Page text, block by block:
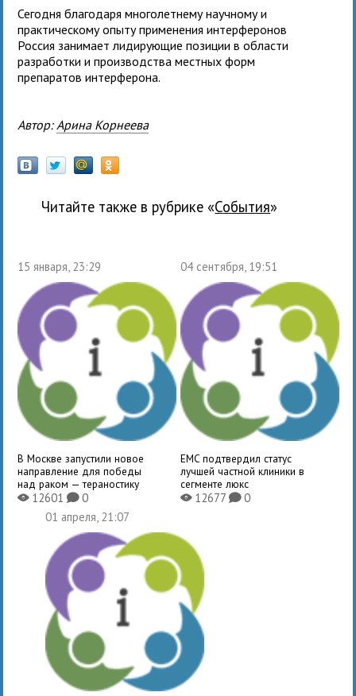
Сегодня благодаря многолетнему научному и
практическому опыту применения интерферонов
Россия занимает лидирующие позиции в области
разработки и производства местных форм
препаратов интерферона.
Автор: Арина Корнеева
Читайте также в рубрике « события»
15 января, 23:29
В Москве запустили новое
направление для победы
над раком — тераностику
X12601K0
04 сентября, 19:51
EMC подтвердил статус
лучшей частной клиники в
сегменте люкс
X12677 K0
01 апреля, 21:07